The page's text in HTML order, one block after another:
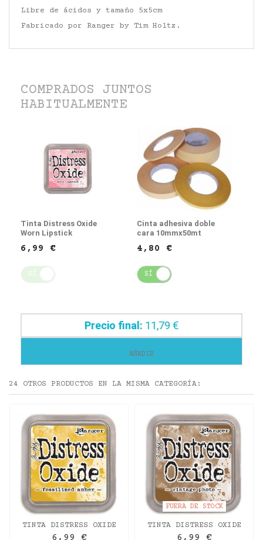
Libre de ácidos y tamaño 5x5cm
Fabricado por Ranger by Tim Holtz.
COMPRADOS JUNTOS
HABITUALMENTE
Tinta Distress Oxide
Worn Lipstick
6,99 €
SÍ
Cinta adhesiva doble
cara 10mmx50mt
4,80 €
SÍ
Precio final: 11,79 €
AÑADIR
24 OTROS PRODUCTOS EN LA MISMA CATEGORÍA:
TINTA DISTRESS OXIDE
FOSSILIZED AMBER
6,99 €
FUERA DE STOCK
TINTA DISTRESS OXIDE
VINTAGE PHOTO
6,99 €